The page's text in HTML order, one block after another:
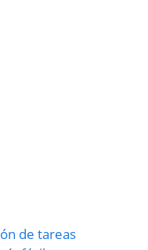
de tareas